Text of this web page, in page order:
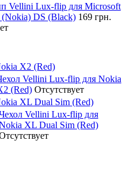
Vellini Lux-flip для Microsoft
DS (Black) 169 грн.
X2 (Red)
Vellini Lux-flip для Nokia
(Red) Отсутствует
XL Dual Sim (Red)
Vellini Lux-flip для
XL Dual Sim (Red)